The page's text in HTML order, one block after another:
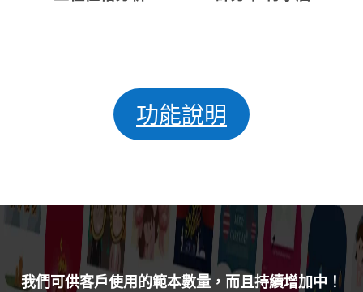
功能說明
我們可供客戶使用的範本數量，而且持續增加中！